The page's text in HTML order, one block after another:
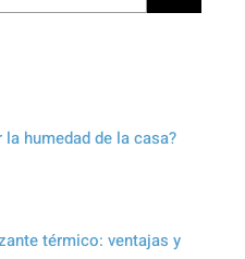
humedad de la casa?
térmico: ventajas y